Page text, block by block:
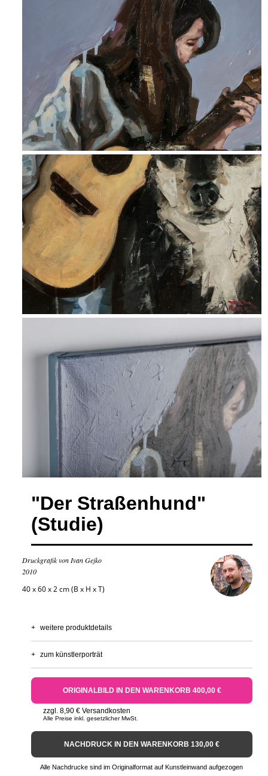
"Der Straßenhund"
(Studie)
Druckgrafik von Ivan Gejko
2010
40 x 60 x 2 cm (B x H x T)
+ weitere produktdetails
+ zum künstlerporträt
ORIGINALBILD IN DEN WARENKORB 400,00 €
zzgl. 8,90 € Versandkosten
Alle Preise inkl. gesetzlicher MwSt.
NACHDRUCK IN DEN WARENKORB 130,00 €
Alle Nachdrucke sind im Originalformat auf Kunstleinwand aufgezogen